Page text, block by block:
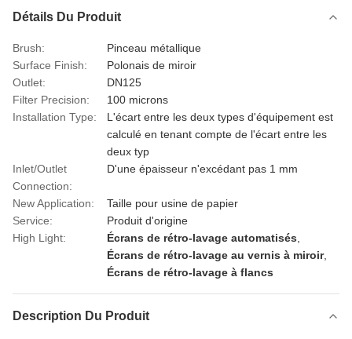
Détails Du Produit
Brush:
Pinceau métallique
Surface Finish:
Polonais de miroir
Outlet:
DN125
Filter Precision:
100 microns
Installation Type:
L'écart entre les deux types d'équipement est
calculé en tenant compte de l'écart entre les
deux typ
Inlet/Outlet
Connection:
D'une épaisseur n'excédant pas 1 mm
New Application:
Taille pour usine de papier
Service:
Produit d'origine
High Light:
Écrans de rétro-lavage automatisés
Écrans de rétro-lavage au vernis à miroir,
Écrans de rétro-lavage à flancs
Description Du Produit